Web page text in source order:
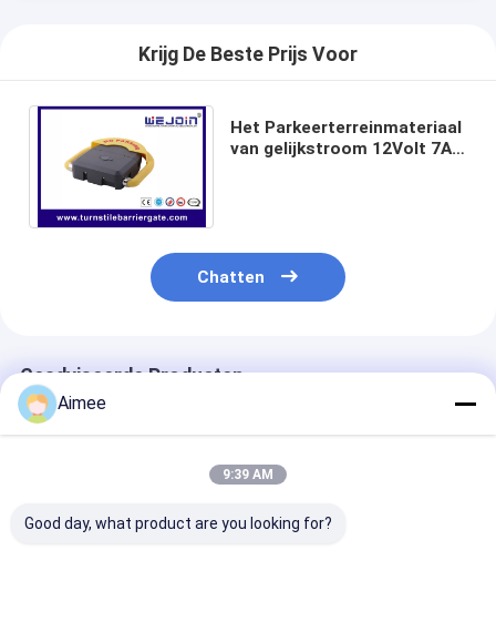
Krijg De Beste Prijs Voor
Het Parkeerterreinmateriaal
van gelijkstroom 12Volt 7Ah
Chatten
Geadviseerde Producten
Aimee
9:39 AM
Good day, what product are you looking for?